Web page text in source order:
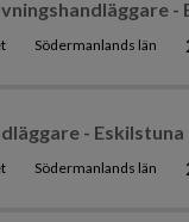
-
Södermanlands län
- Eskilstuna
Södermanlands län